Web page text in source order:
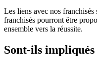
Les liens avec nos franchisés
franchisés pourront être
ensemble vers la réussite.
Sont-ils impliqués